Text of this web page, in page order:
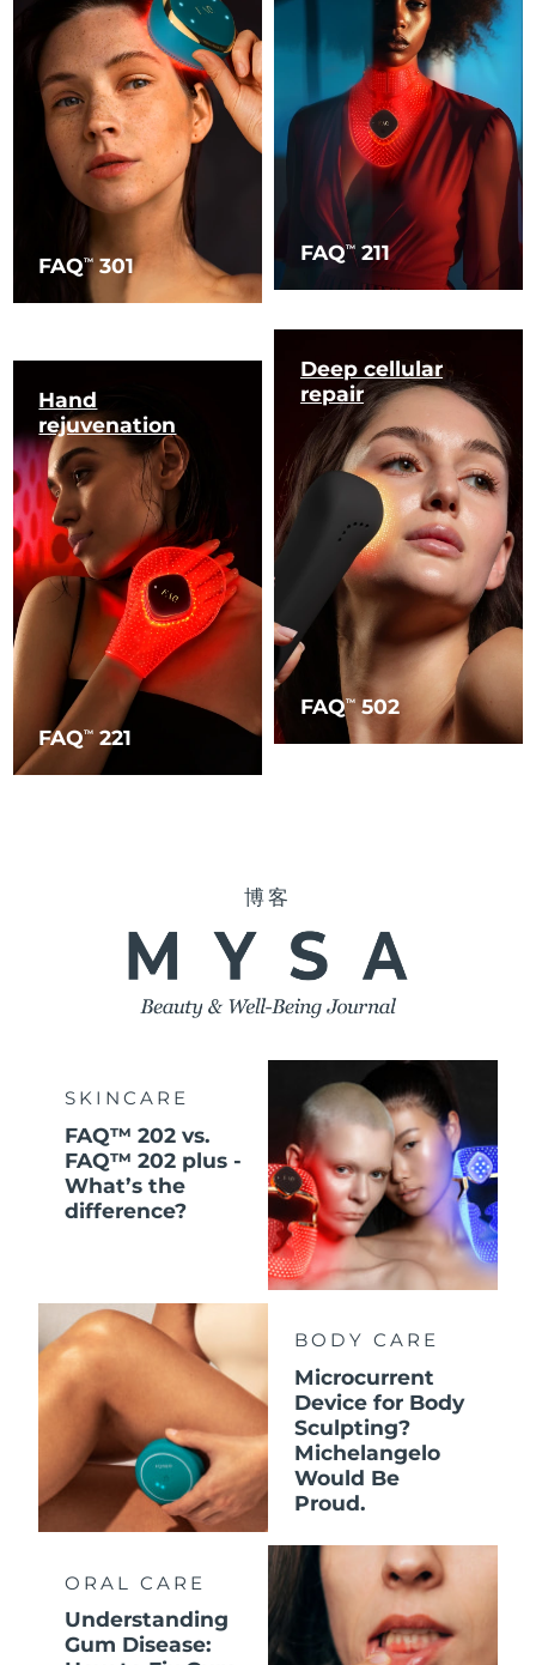
FAQTM 301
FAQTM 211
FAQTM 221
Hand
rejuvenation
FAQTM502
Deep cellular
repair
博客
SKINCARE
FAQ™ 202 vs.
FAQ™ 202 plus -
What’s the
difference?
BODY CARE
Microcurrent
Device for Body
Sculpting?
Michelangelo
Would Be
Proud.
ORAL CARE
Understanding
Gum Disease: